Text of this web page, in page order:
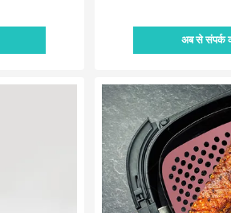
अब से संपर्क